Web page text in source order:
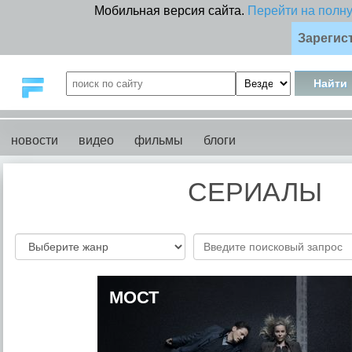
Мобильная версия сайта. Перейти на
новости видео фильмы блоги
СЕРИАЛЫ
МОСТ